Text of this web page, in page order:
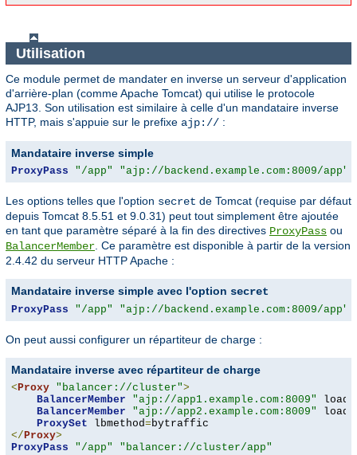
Utilisation
Ce module permet de mandater en inverse un serveur d'application
d'arrière-plan (comme Apache Tomcat) qui utilise le protocole
AJP13. Son utilisation est similaire à celle d'un mandataire inverse
HTTP, mais s'appuie sur le prefixe ajp:// :
Mandataire inverse simple
ProxyPass "/app" "ajp://backend.example.com:8009/app"
Les options telles que l'option secret de Tomcat (requise par défaut
depuis Tomcat 8.5.51 et 9.0.31) peut tout simplement être ajoutée
en tant que paramètre séparé à la fin des directives ProxyPass ou
BalancerMember. Ce paramètre est disponible à partir de la version
2.4.42 du serveur HTTP Apache :
Mandataire inverse simple avec l'option secret
ProxyPass "/app" "ajp://backend.example.com:8009/app"
On peut aussi configurer un répartiteur de charge :
Mandataire inverse avec répartiteur de charge
<Proxy "balancer://cluster">
BalancerMember
"ajp://app1.example.com:8009"
BalancerMember
"ajp://app2.example.com:8009"
ProxySet lbmethod=
</Proxy>
ProxyPass
"/app" "balancer://cluster/app"